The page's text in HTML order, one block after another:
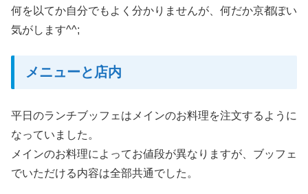
何を以てか自分でもよく分かりませんが、何だか京都ぽい
気がします^^;
メニューと店内
平日のランチブッフェはメインのお料理を注文するように
なっていました。
メインのお料理によってお値段が異なりますが、ブッフェ
でいただける内容は全部共通でした。